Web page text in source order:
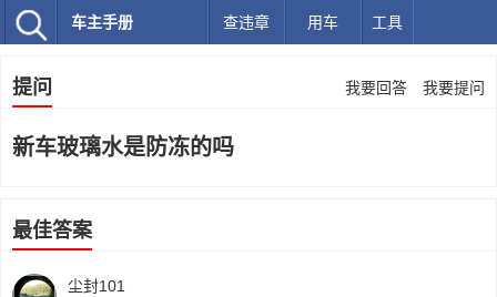
车主手册 查违章 用车 工具
提问 我要回答 我要提问
新车玻璃水是防冻的吗
最佳答案
尘封101